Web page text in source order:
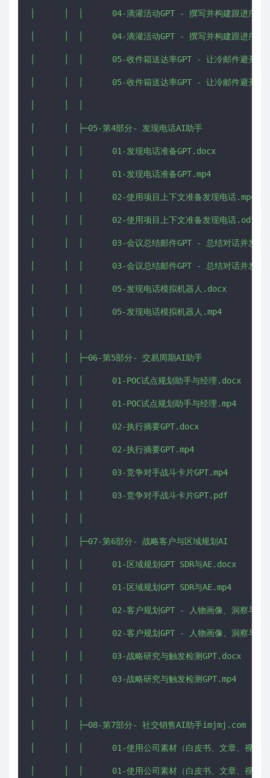
│      │  │      04-滴灌活动GPT - 撰写并构建跟进序列
│      │  │      04-滴灌活动GPT - 撰写并构建跟进序列
│      │  │      05-收件箱送达率GPT - 让冷邮件避开垃
│      │  │      05-收件箱送达率GPT - 让冷邮件避开垃圾
│      │  ├─05-第4部分- 发现电话AI助手
│      │  │      01-发现电话准备GPT.docx
│      │  │      01-发现电话准备GPT.mp4
│      │  │      02-使用项目上下文准备发现电话.mp4
│      │  │      02-使用项目上下文准备发现电话.odt
│      │  │      03-会议总结邮件GPT - 总结对话并发送
│      │  │      03-会议总结邮件GPT - 总结对话并发送清
│      │  │      05-发现电话模拟机器人.docx
│      │  │      05-发现电话模拟机器人.mp4
│      │  ├─06-第5部分- 交易周期AI助手
│      │  │      01-POC试点规划助手与经理.docx
│      │  │      01-POC试点规划助手与经理.mp4
│      │  │      02-执行摘要GPT.docx
│      │  │      02-执行摘要GPT.mp4
│      │  │      03-竞争对手战斗卡片GPT.mp4
│      │  │      03-竞争对手战斗卡片GPT.pdf
│      │  ├─07-第6部分- 战略客户与区域规划AI
│      │  │      01-区域规划GPT SDR与AE.docx
│      │  │      01-区域规划GPT SDR与AE.mp4
│      │  │      02-客户规划GPT - 人物画像、洞察与策
│      │  │      02-客户规划GPT - 人物画像、洞察与策
│      │  │      03-战略研究与触发检测GPT.docx
│      │  │      03-战略研究与触发检测GPT.mp4
│      │  ├─08-第7部分- 社交销售AI助手imjmj.com
│      │  │      01-使用公司素材（白皮书、文章、视频等
│      │  │      01-使用公司素材（白皮书、文章、视频等